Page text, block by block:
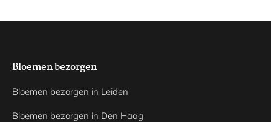
Bloemen bezorgen
Bloemen bezorgen in Leiden
Bloemen bezorgen in Den Haag